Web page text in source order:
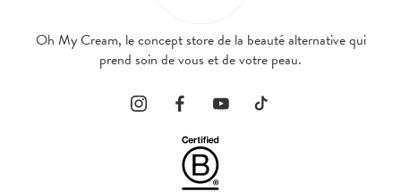
Oh My Cream, le concept store de la beauté alternative qui
prend soin de vous et de votre peau.